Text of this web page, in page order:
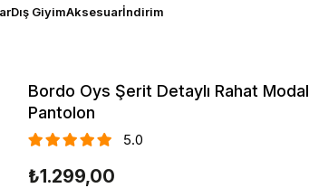
Dış GiyimAksesuarİndirim
Bordo Oys Şerit Detaylı Rahat Modal
Pantolon
5.0
₺1.299,00